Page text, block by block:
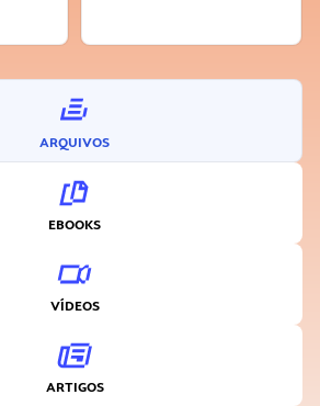
ARQUIVOS
EBOOKS
VÍDEOS
ARTIGOS